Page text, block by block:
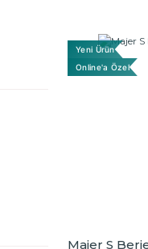
Yeni Ürün
Online'a Özel
Majer S